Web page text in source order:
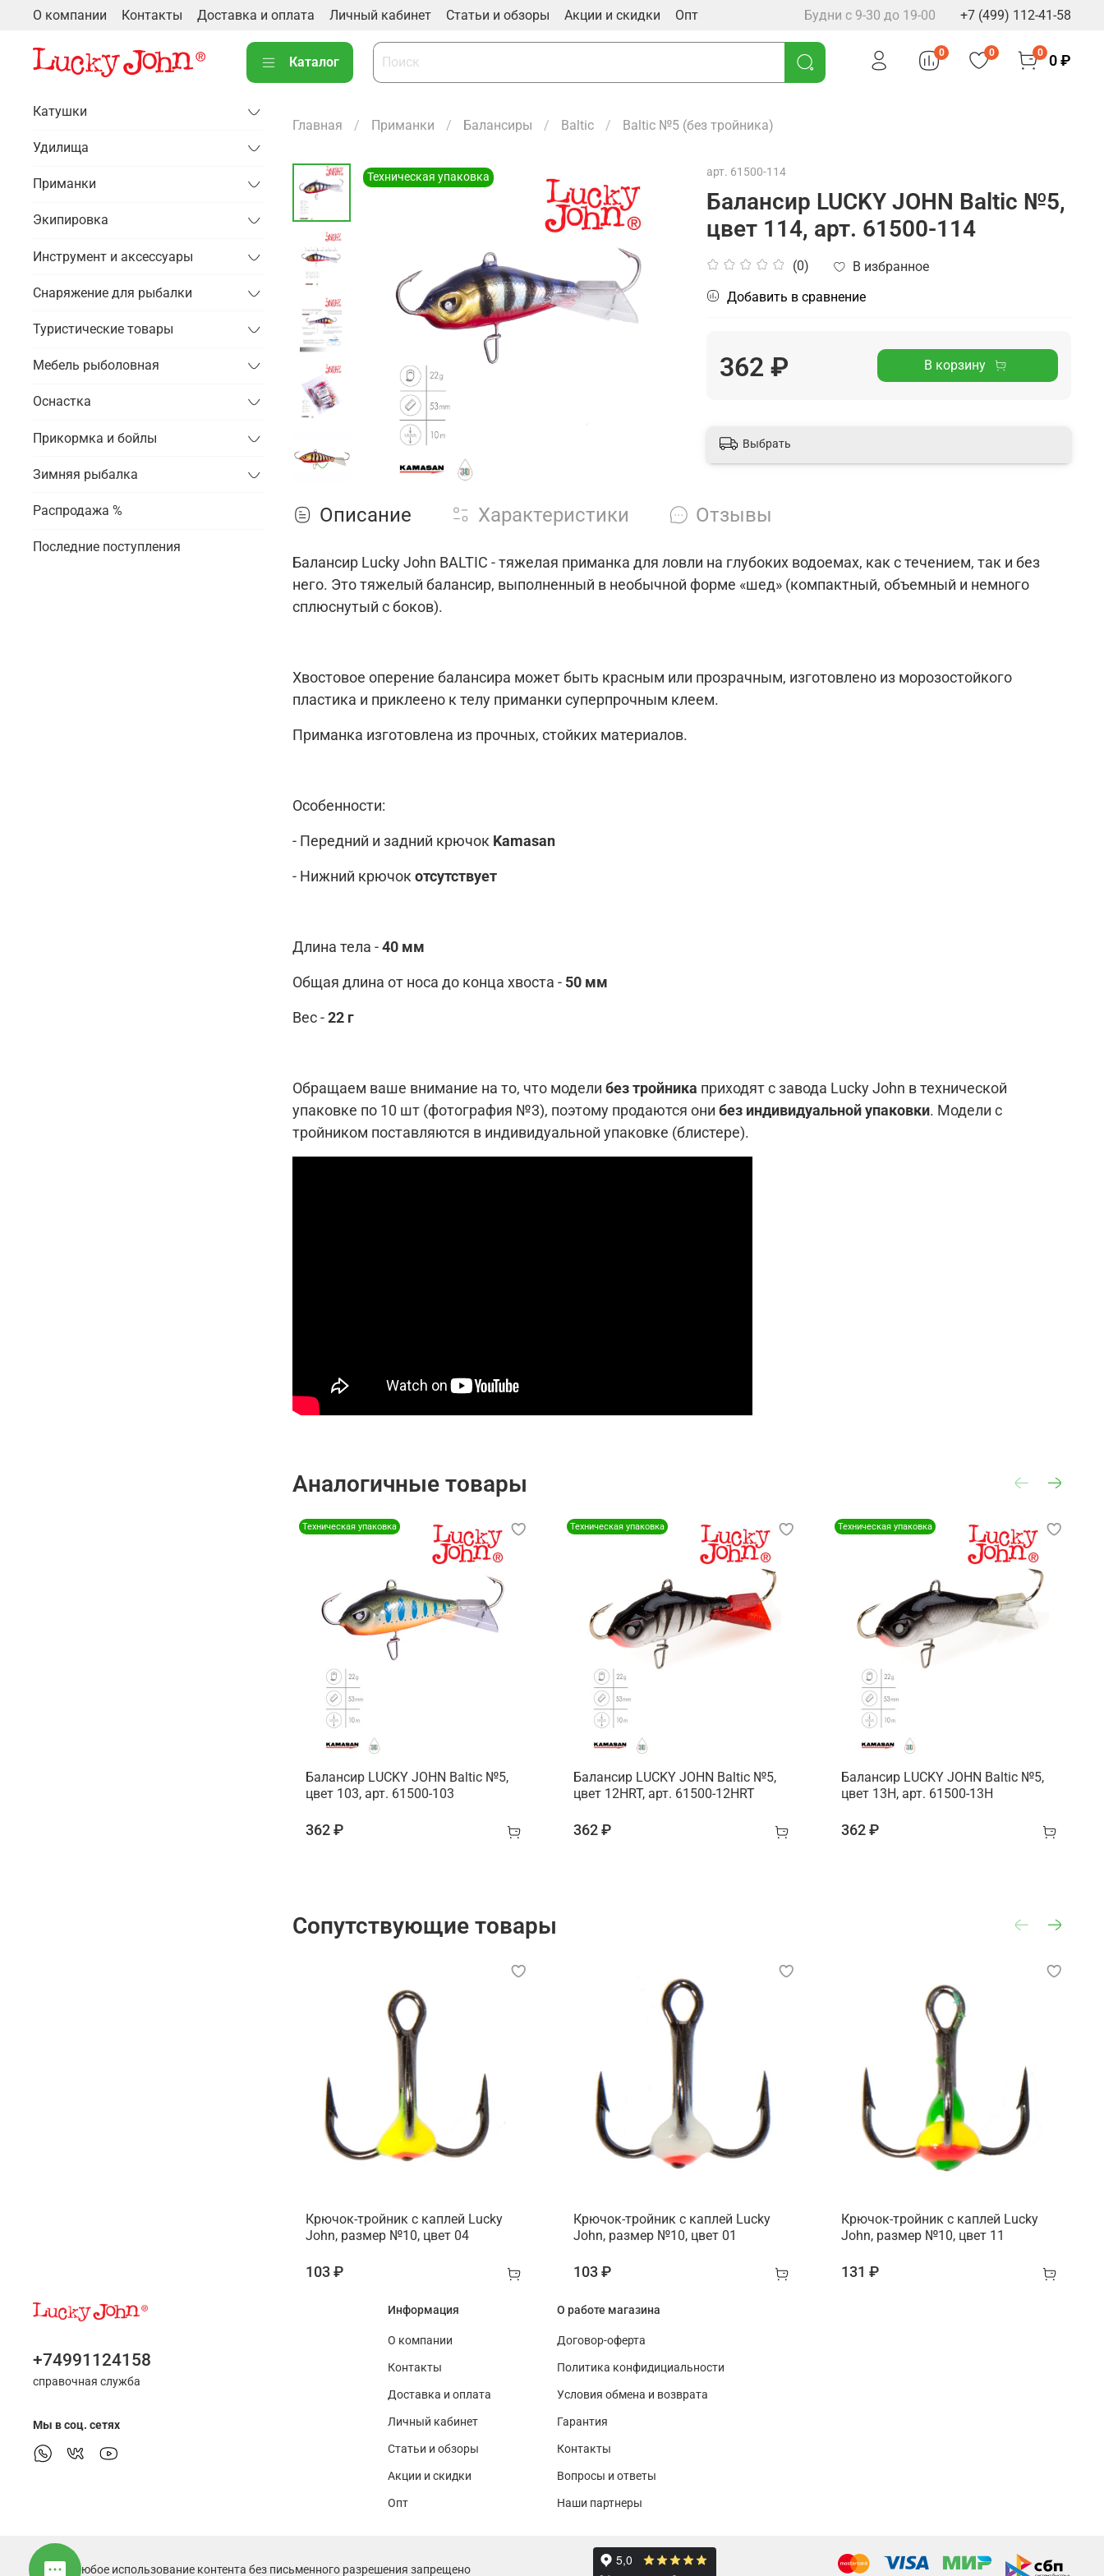
О компании Контакты Доставка и оплата Личный кабинет Статьи и обзоры Акции и скидки Опт Будни с 9-30 до 19-00 +7 (499) 112-41-58
Каталог
0 0 0 0 ₽
Главная Приманки Балансиры Baltic Baltic №5 (без тройника)
Техническая упаковка арт. 61500-114
Балансир LUCKY JOHN Baltic №5,
цвет 114, арт. 61500-114
(0)
В избранное
Добавить в сравнение
362 ₽ В корзину
Выбрать
Описание Характеристики Отзывы
Балансир Lucky John BALTIC - тяжелая приманка для ловли на глубоких водоемах, как с течением, так и без
него. Это тяжелый балансир, выполненный в необычной форме «шед» (компактный, объемный и немного
сплюснутый с боков).
Хвостовое оперение балансира может быть красным или прозрачным, изготовлено из морозостойкого
пластика и приклеено к телу приманки суперпрочным клеем.
Приманка изготовлена из прочных, стойких материалов.
Особенности:
- Передний и задний крючок Kamasan
- Нижний крючок отсутствует
Длина тела -40 мм
Общая длина от носа до конца хвоста - 50 мм
Вес -22 г
Обращаем ваше внимание на то, что модели без тройника приходят с завода Lucky John в технической
упаковке по 10 шт (фотография №3), поэтому продаются они без индивидуальной упаковки. Модели с
тройником поставляются в индивидуальной упаковке (блистере).
Аналогичные товары
Техническая упаковка
Балансир LUCKY JOHN Baltic №5,
цвет 103, арт. 61500-103
362 ₽
Техническая упаковка
Балансир LUCKY JOHN Baltic №5,
цвет 12HRT, арт. 61500-12HRT
362 ₽
Техническая упаковка
Балансир LUCKY JOHN Baltic №5,
цвет 13H, арт. 61500-13H
362 ₽
Сопутствующие товары
Крючок-тройник с каплей Lucky
John, размер №10, цвет 04
103 ₽
Крючок-тройник с каплей Lucky
John, размер №10, цвет 01
103 ₽
Крючок-тройник с каплей Lucky
John, размер №10, цвет 11
131 ₽
Катушки
Удилища
Приманки
Экипировка
Инструмент и аксессуары
Снаряжение для рыбалки
Туристические товары
Мебель рыболовная
Оснастка
Прикормка и бойлы
Зимняя рыбалка
Распродажа %
Последние поступления
Информация
О компании
Контакты
Доставка и оплата
Личный кабинет
Статьи и обзоры
Акции и скидки
Опт
О работе магазина
Договор-оферта
Политика конфидициальности
Условия обмена и возврата
Гарантия
Контакты
Вопросы и ответы
Наши партнеры
+74991124158
справочная служба
Мы в соц. сетях
© 2025 Любое использование контента без письменного разрешения запрещено